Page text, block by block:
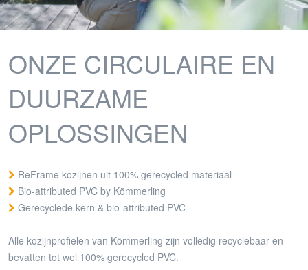
ONZE CIRCULAIRE EN
DUURZAME
OPLOSSINGEN
ReFrame kozijnen uit 100% gerecycled materiaal
Bio-attributed PVC by Kömmerling
Gerecyclede kern & bio-attributed PVC
Alle kozijnprofielen van Kömmerling zijn volledig recyclebaar en
bevatten tot wel 100% gerecycled PVC.